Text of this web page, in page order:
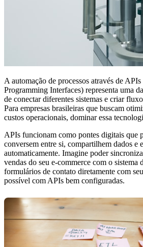
A automação de processos através de
Programming Interfaces) representa uma
de conectar diferentes sistemas e criar
Para empresas brasileiras que buscam
custos operacionais, dominar essa
APIs funcionam como pontes digitais que
conversem entre si, compartilhem dados e
automaticamente. Imagine poder
vendas do seu e-commerce com o sistema
formulários de contato diretamente com
possível com APIs bem configuradas.